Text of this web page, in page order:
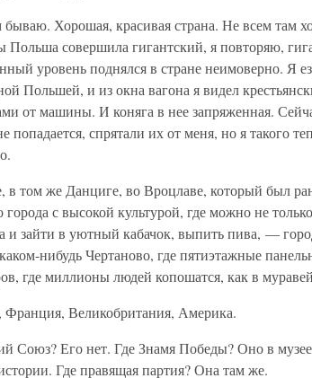
Хорошая, красивая страна. Не всем там
Польша совершила гигантский, я повторяю,
уровень поднялся в стране неимоверно. Я
Польшей, и из окна вагона я видел
от машины. И коняга в нее запряженная.
спрятали их от меня, но я такого
в том же Данциге, во Вроцлаве, который был
с высокой культурой, где можно не только
и зайти в уютный кабачок, выпить пива, —
нибудь Чертаново, где пятиэтажные
где миллионы людей копошатся, как в
Великобритания, Америка.
Союз? Его нет. Где Знамя Победы? Оно в
Где правящая партия? Она там же.